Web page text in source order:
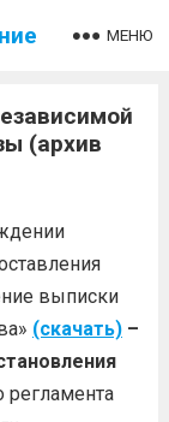
МЕНЮ
(архив
выписки
(скачать)–
регламента